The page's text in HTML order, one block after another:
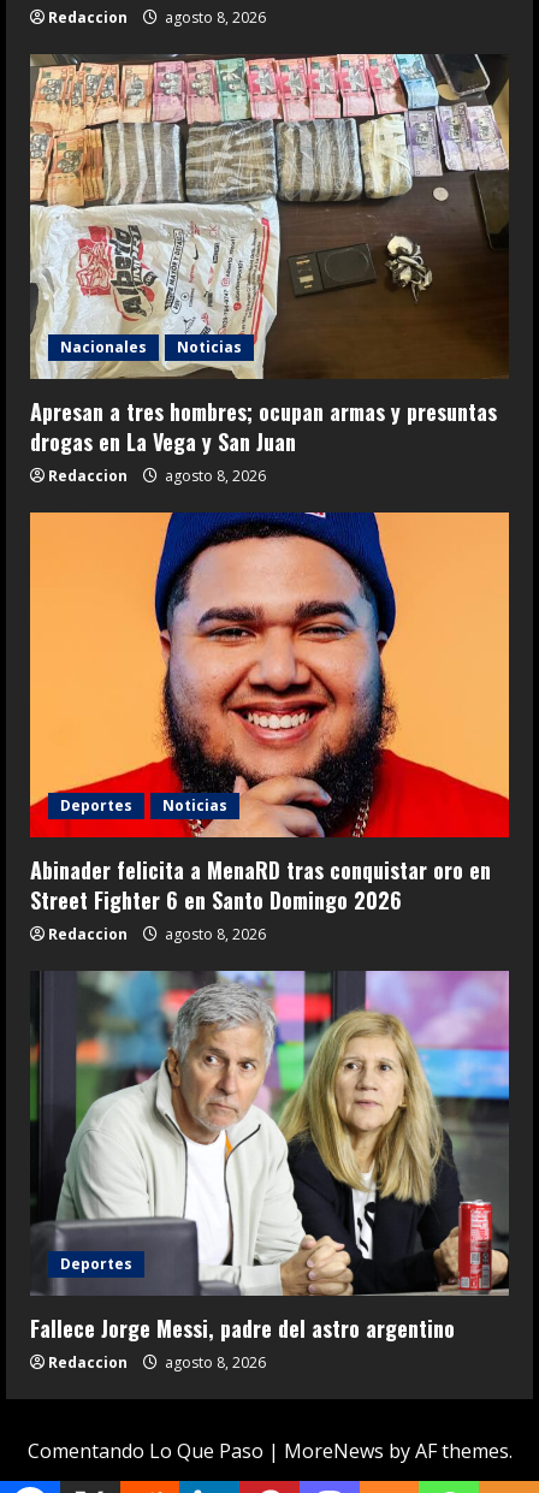
Redaccion agosto 8, 2026
Nacionales Noticias
Apresan a tres hombres; ocupan armas y presuntas
drogas en La Vega y San Juan
Redaccion agosto 8, 2026
Deportes Noticias
Abinader felicita a MenaRD tras conquistar oro en
Street Fighter 6 en Santo Domingo 2026
Redaccion agosto 8, 2026
Deportes
Fallece Jorge Messi, padre del astro argentino
Redaccion agosto 8, 2026
Comentando Lo Que Paso | MoreNews by AF themes.